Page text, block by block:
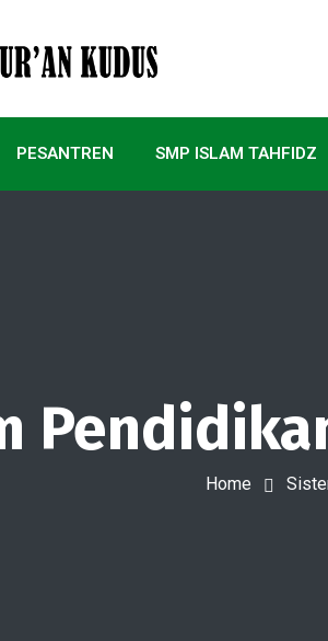
PESANTREN SMP ISLAM TAHFIDZ
Home